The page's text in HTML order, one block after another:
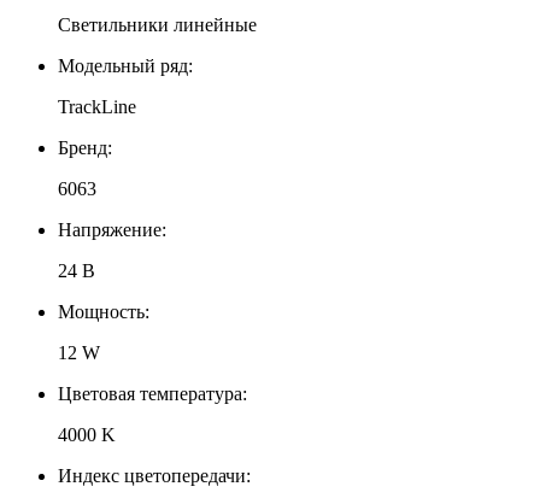
Светильники линейные
Модельный ряд:
TrackLine
Бренд:
6063
Напряжение:
24 В
Мощность:
12 W
Цветовая температура:
4000 K
Индекс цветопередачи: